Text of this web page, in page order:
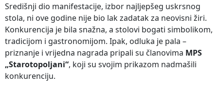
Središnji dio manifestacije, izbor najljepšeg uskrsnog
stola, ni ove godine nije bio lak zadatak za neovisni žiri.
Konkurencija je bila snažna, a stolovi bogati simbolikom,
tradicijom i gastronomijom. Ipak, odluka je pala –
priznanje i vrijedna nagrada pripali su članovima MPS
„Starotopoljani“, koji su svojim prikazom nadmašili
konkurenciju.